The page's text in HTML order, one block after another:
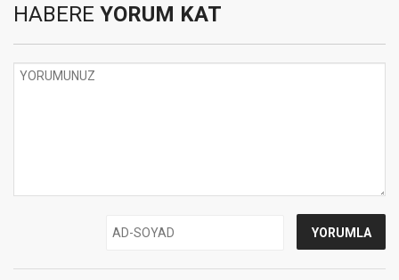
HABERE YORUM KAT